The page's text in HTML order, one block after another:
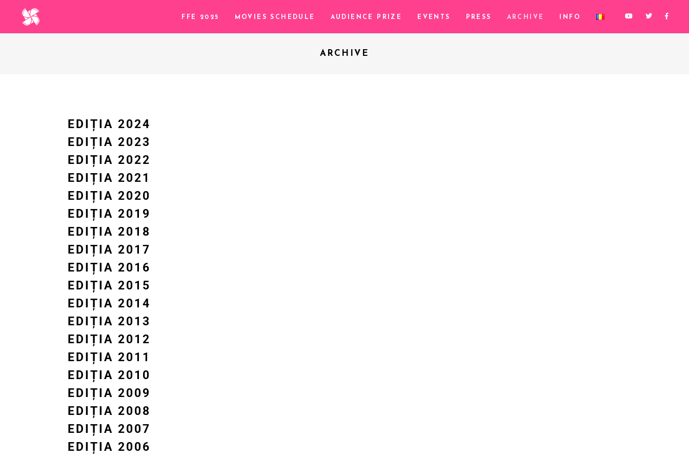
FFE 2025 MOVIES SCHEDULE AUDIENCE PRIZE EVENTS PRESS ARCHIVE INFO
ARCHIVE
EDIȚIA 2024
EDIȚIA 2023
EDIȚIA 2022
EDIȚIA 2021
EDIȚIA 2020
EDIȚIA 2019
EDIȚIA 2018
EDIȚIA 2017
EDIȚIA 2016
EDIȚIA 2015
EDIȚIA 2014
EDIȚIA 2013
EDIȚIA 2012
EDIȚIA 2011
EDIȚIA 2010
EDIȚIA 2009
EDIȚIA 2008
EDIȚIA 2007
EDIȚIA 2006